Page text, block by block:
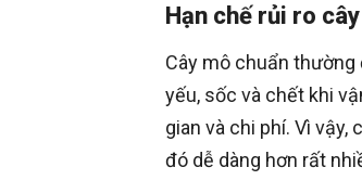
Hạn chế rủi ro
Cây mô chuẩn
yếu, sốc và chết khi
gian và chi phí. Vì
đó dễ dàng hơn rất